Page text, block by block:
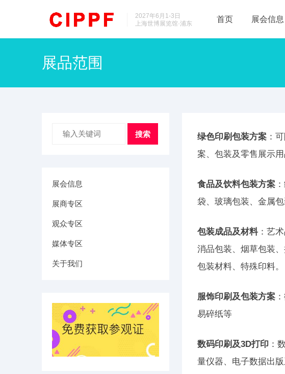
2027年6月1-3日
上海世博展览馆·浦东
首页 展会信息
展品范围
绿色印刷包装方案 ：
案、包装及零售展示
食品及饮料包装方案
袋、玻璃包装、金属
包装成品及材料：艺
消品包装、烟草包装
包装材料、特殊印料。
服饰印刷及包装方案
易碎纸等
数码印刷及3D打印 ：
量仪器、电子数据出
搜索
展会信息
展商专区
观众专区
媒体专区
关于我们